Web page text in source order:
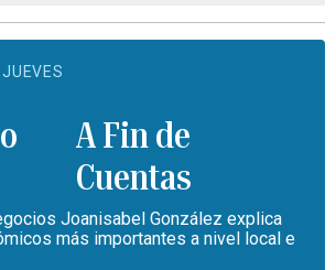
A Fin de
Cuentas
Joanisabel González explica
más importantes a nivel local e